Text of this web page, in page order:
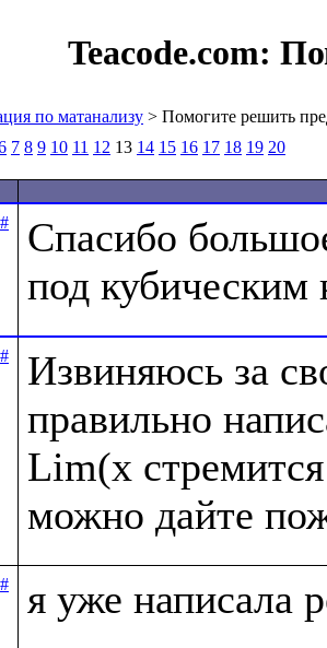
Teacode.com:
по матанализу > Помогите решить
7 8 9 10 11 12 13 14 15 16 17 18 19 20
#
Спасибо
#
Извиняюсь за
правильно
Lim(x
#
я уже написала